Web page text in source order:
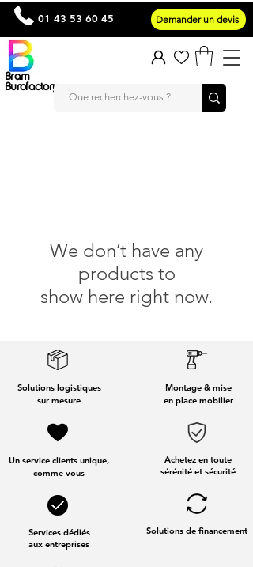
Bram
Burofactory
01 43 53 60 45 Demander un devis
We don’t have any
products to
show here right now.
Solutions logistiques
sur mesure
Un service clients unique,
comme vous
Services dédiés
aux entreprises
Montage & mise
en place mobilier
Achetez en toute
sérénité et sécurité
Solutions de financement